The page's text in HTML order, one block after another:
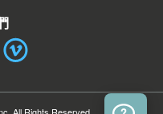
All Rights Reserved.